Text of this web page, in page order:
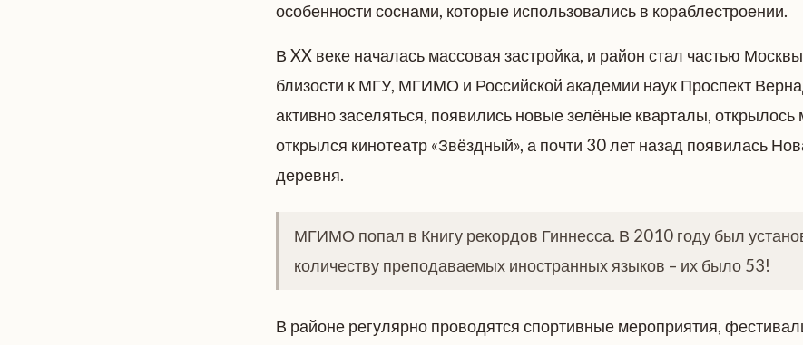
особенности соснами, которые использовались в кораблестроении.
В XX веке началась массовая застройка, и район стал частью
близости к МГУ, МГИМО и Российской академии наук Проспект
активно заселяться, появились новые зелёные кварталы, открылось
открылся кинотеатр «Звёздный», а почти 30 лет назад появилась
деревня.
МГИМО попал в Книгу рекордов Гиннесса. В 2010 году был
количеству преподаваемых иностранных языков – их было 53!
В районе регулярно проводятся спортивные мероприятия,